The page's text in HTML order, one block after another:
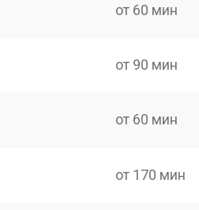
от 60 мин
от 90 мин
от 60 мин
от 170 мин